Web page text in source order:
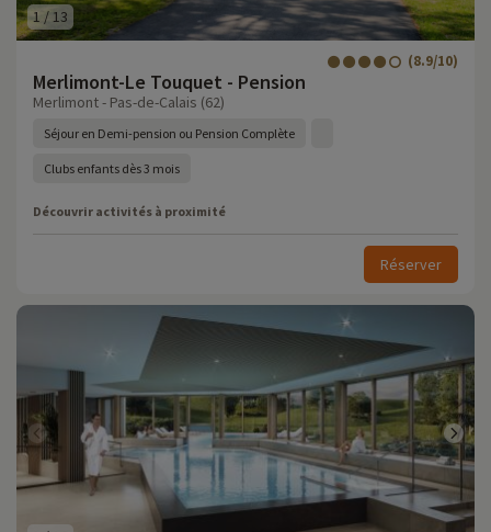
1 / 13
Merlimont-Le Touquet - Pension
(8.9/10)
Merlimont - Pas-de-Calais (62)
Séjour en Demi-pension ou Pension Complète
Clubs enfants dès 3 mois
Découvrir activités à proximité
Réserver